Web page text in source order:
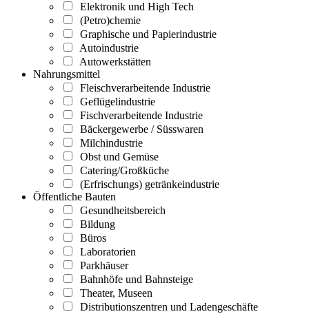
Elektronik und High Tech
(Petro)chemie
Graphische und Papierindustrie
Autoindustrie
Autowerkstätten
Nahrungsmittel
Fleischverarbeitende Industrie
Geflügelindustrie
Fischverarbeitende Industrie
Bäckergewerbe / Süsswaren
Milchindustrie
Obst und Gemüse
Catering/Großküche
(Erfrischungs) getränkeindustrie
Öffentliche Bauten
Gesundheitsbereich
Bildung
Büros
Laboratorien
Parkhäuser
Bahnhöfe und Bahnsteige
Theater, Museen
Distributionszentren und Ladengeschäfte